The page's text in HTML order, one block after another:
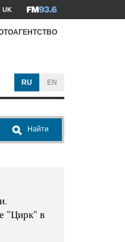
UK
RU EN
Найти
"Цирк" в